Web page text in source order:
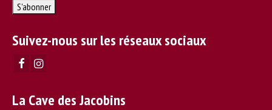
Suivez-nous sur les réseaux sociaux
La Cave des Jacobins